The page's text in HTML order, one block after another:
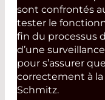
sont confrontés
tester le
fin du processus
d’une
pour s’assurer
correctement à la
Schmitz.